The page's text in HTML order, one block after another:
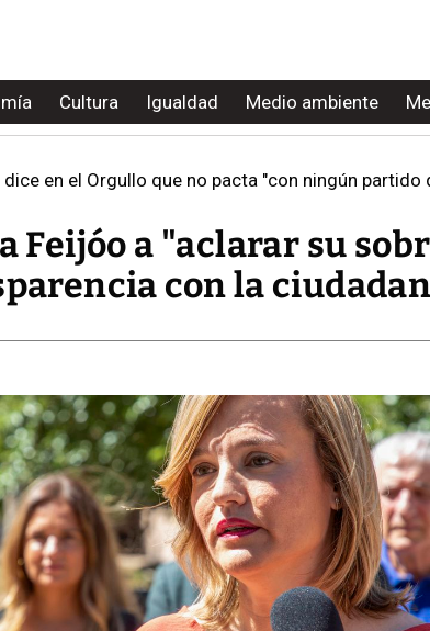
Cultura Igualdad Medio ambiente
dice en el Orgullo que no pacta "con ningún
Feijóo a "aclarar su
con la